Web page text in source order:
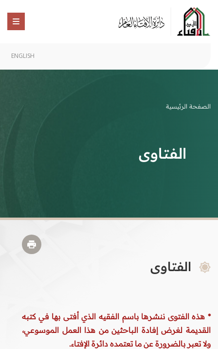
ENGLISH
الصفحة الرئيسية
الفتاوى
الفتاوى
* هذه الفتوى ننشرها باسم الفقيه الذي أفتى بها في كتبه
القديمة لغرض إفادة الباحثين من هذا العمل الموسوعي،
ولا تعبر بالضرورة عن ما تعتمده دائرة الإفتاء.